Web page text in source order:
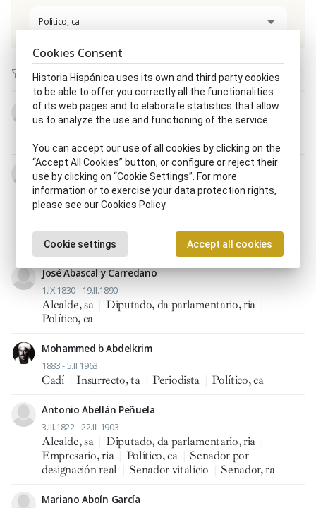
Político, ca
Ramon d' Abadal i Calderó
7.I.1862 - 17.XI.1945
Buenaventura Abárzuza Ferrer
1841 - 13.IV.1910
Diputado, da parlamentario, ria | Embajador, ra
Ministro, tra
Senador por designación real|Senador vitalicio|
Senador, ra
José Abascal y Carredano
1.IX.1830 - 19.II.1890
Alcalde, sa Diputado, da parlamentario, ria
Político, ca
Mohammed b Abdelkrim
1883 - 5.II.1963
Cadí Insurrecto, ta Periodista Político, ca
Antonio Abellán Peñuela
3.III.1822 - 22.III.1903
Alcalde, sa Diputado, da parlamentario, ria
Empresario, ria
Político, ca
Senador por
designación real
Senador vitalicio Senador, ra
Mariano Aboín García
Cookies Consent
Historia Hispánica uses its own and third party cookies
to be able to offer you correctly all the functionalities
of its web pages and to elaborate statistics that allow
us to analyze the use and functioning of the service.
You can accept our use of all cookies by clicking on the
“Accept All Cookies” button, or configure or reject their
use by clicking on “Cookie Settings”. For more
information or to exercise your data protection rights,
please see our Cookies Policy.
Cookie settings Accept all cookies